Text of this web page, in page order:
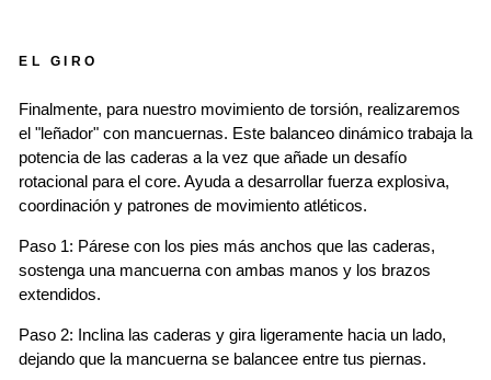
EL GIRO
Finalmente, para nuestro movimiento de torsión, realizaremos
el "leñador" con mancuernas. Este balanceo dinámico trabaja la
potencia de las caderas a la vez que añade un desafío
rotacional para el core. Ayuda a desarrollar fuerza explosiva,
coordinación y patrones de movimiento atléticos.
Paso 1: Párese con los pies más anchos que las caderas,
sostenga una mancuerna con ambas manos y los brazos
extendidos.
Paso 2: Inclina las caderas y gira ligeramente hacia un lado,
dejando que la mancuerna se balancee entre tus piernas.